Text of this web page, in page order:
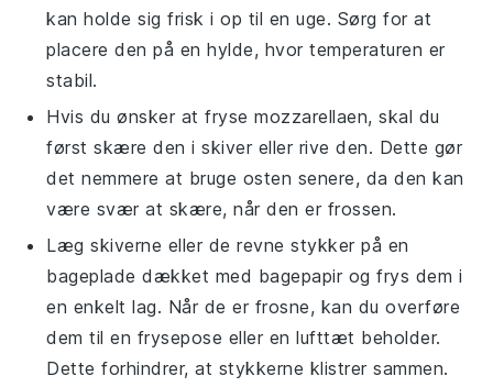
kan holde sig frisk i op til en uge. Sørg for at
placere den på en hylde, hvor temperaturen er
stabil.
Hvis du ønsker at frysemozzarellaen, skal du
først skære den i skiver eller rive den. Dette gør
det nemmere at bruge osten senere, da den kan
være svær at skære, når den er frossen.
Læg skiverne eller de revne stykker på en
bageplade dækket med bagepapir og frys dem i
en enkelt lag. Når de er frosne, kan du overføre
dem til en frysepose eller en lufttæt beholder.
Dette forhindrer, at stykkerne klistrer sammen.